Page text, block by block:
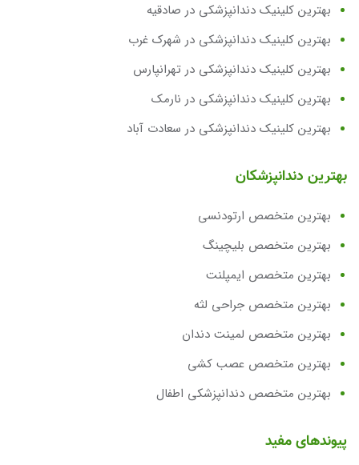
بهترین کلینیک دندانپزشکی در صادقیه
بهترین کلینیک دندانپزشکی در شهرک غرب
بهترین کلینیک دندانپزشکی در تهرانپارس
بهترین کلینیک دندانپزشکی در نارمک
بهترین کلینیک دندانپزشکی در سعادت آباد
بهترین دندانپزشکان
بهترین متخصص ارتودنسی
بهترین متخصص بلیچینگ
بهترین متخصص ایمپلنت
بهترین متخصص جراحی لثه
بهترین متخصص لمینت دندان
بهترین متخصص عصب کشی
بهترین متخصص دندانپزشکی اطفال
پیوندهای مفید